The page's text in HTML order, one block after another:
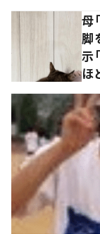
母
脚
示
ほ